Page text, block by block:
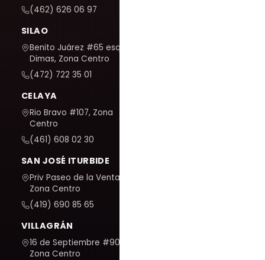
(462) 626 06 97
SILAO
Benito Juárez #65 esq. San
Dimas, Zona Centro
(472) 722 35 01
CELAYA
Rio Bravo #107, Zona
Centro
(461) 608 02 30
SAN JOSÉ ITURBIDE
Priv Paseo de la Venta #7,
Zona Centro
(419) 690 85 65
VILLAGRÁN
16 de Septiembre #909,
Zona Centro